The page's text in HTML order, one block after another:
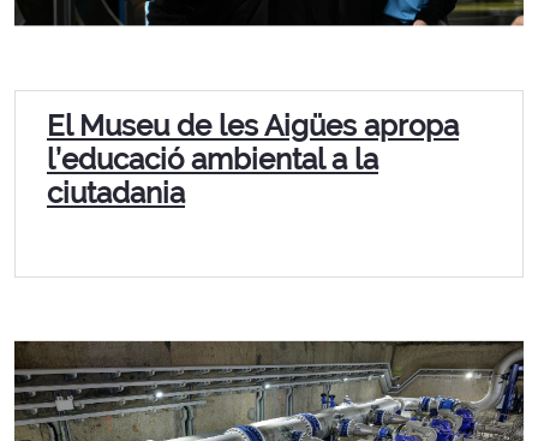
El Museu de les Aigües apropa
l’educació ambiental a la
ciutadania